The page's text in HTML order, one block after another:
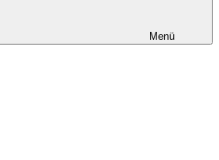
Menü